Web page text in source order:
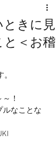
ときに見
と＜お稽
！
ルなことな